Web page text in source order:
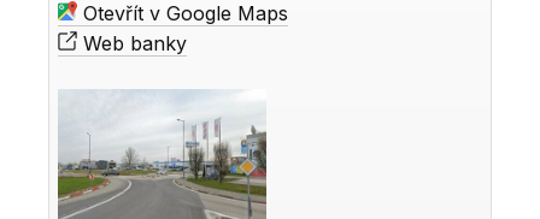
Otevřít v Google Maps
Web banky